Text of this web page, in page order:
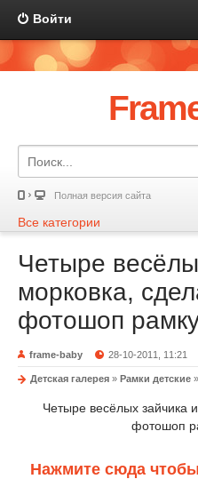
Войти
Полная версия сайта
Все категории
Четыре
морковка,
фотошоп
frame-baby 28-10-2011, 11:21
Детская галерея » Рамки детские »
Четыре весёлых зайчика
фотошоп
Нажмите сюда